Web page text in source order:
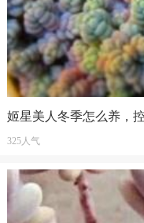
姬星美人冬季怎么养，
325人气